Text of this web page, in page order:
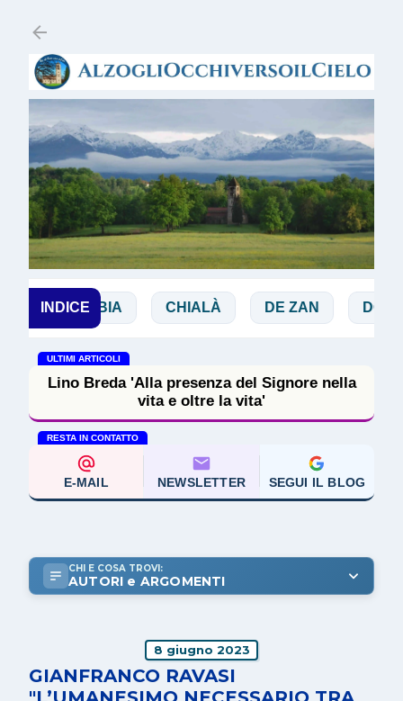
INDICE
BIBBIA CHIALÀ DE ZAN DOGLIO
ULTIMI ARTICOLI
Lino Breda 'Alla presenza del Signore nella
vita e oltre la vita'
RESTA IN CONTATTO
E-MAIL NEWSLETTER SEGUI IL BLOG
CHI E COSA TROVI:
AUTORI e ARGOMENTI
8 giugno 2023
GIANFRANCO RAVASI